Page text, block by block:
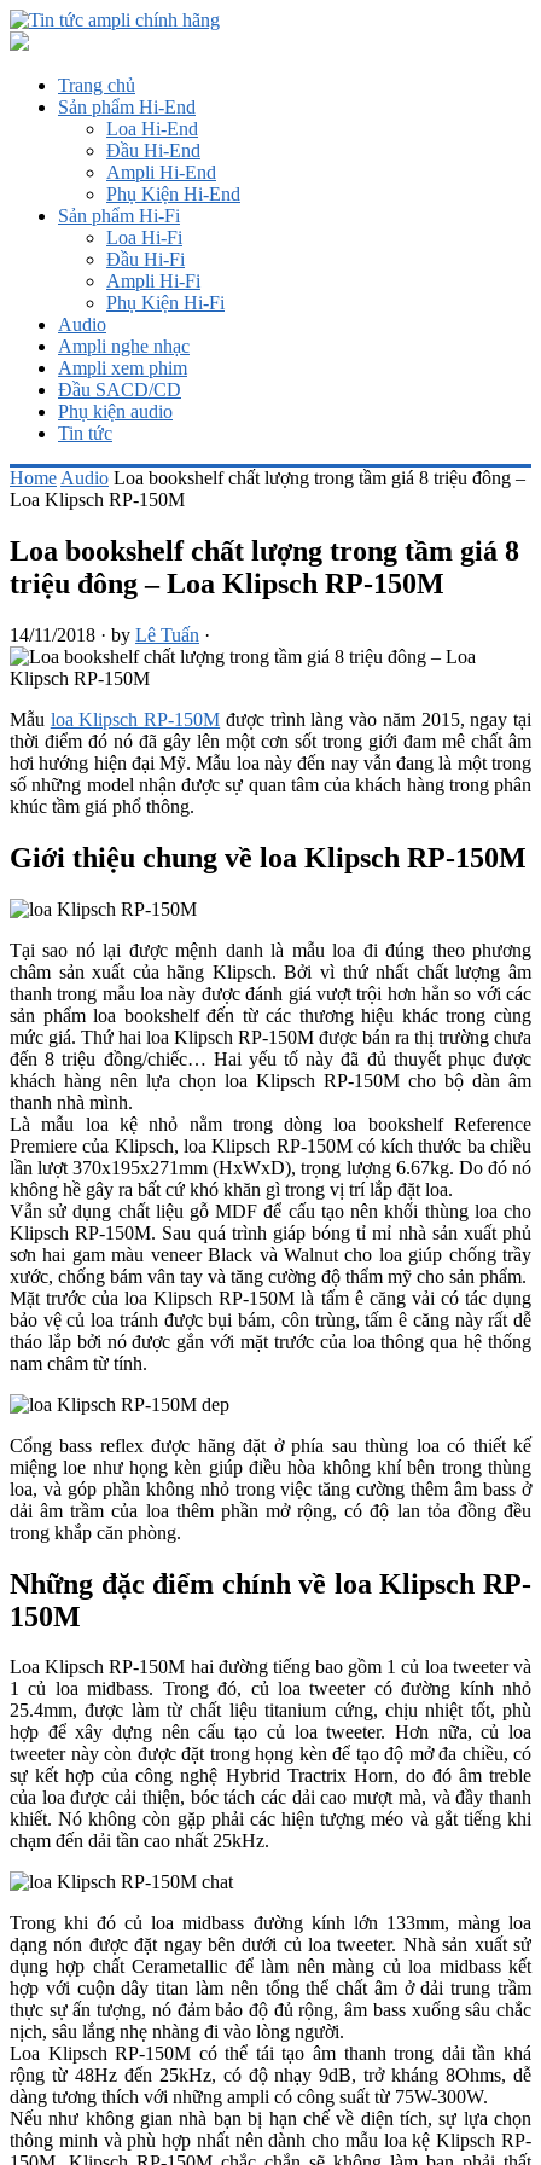
Trang chủ
Sản phẩm Hi-End
Loa Hi-End
Đầu Hi-End
Ampli Hi-End
Phụ Kiện Hi-End
Sản phẩm Hi-Fi
Loa Hi-Fi
Đầu Hi-Fi
Ampli Hi-Fi
Phụ Kiện Hi-Fi
Audio
Ampli nghe nhạc
Ampli xem phim
Đầu SACD/CD
Phụ kiện audio
Tin tức
Home Audio Loa bookshelf chất lượng trong tầm giá 8 triệu đông –
Loa Klipsch RP-150M
Loa bookshelf chất lượng trong tầm giá 8
triệu đông – Loa Klipsch RP-150M
14/11/2018 · by Lê Tuấn ·
Mẫu loa Klipsch RP-150M được trình làng vào năm 2015, ngay tại
thời điểm đó nó đã gây lên một cơn sốt trong giới đam mê chất âm
hơi hướng hiện đại Mỹ. Mẫu loa này đến nay vẫn đang là một trong
số những model nhận được sự quan tâm của khách hàng trong phân
khúc tầm giá phổ thông.
Giới thiệu chung về loa Klipsch RP-150M
Tại sao nó lại được mệnh danh là mẫu loa đi đúng theo phương
châm sản xuất của hãng Klipsch. Bởi vì thứ nhất chất lượng âm
thanh trong mẫu loa này được đánh giá vượt trội hơn hẳn so với các
sản phẩm loa bookshelf đến từ các thương hiệu khác trong cùng
mức giá. Thứ hai loa Klipsch RP-150M được bán ra thị trường chưa
đến 8 triệu đồng/chiếc… Hai yếu tố này đã đủ thuyết phục được
khách hàng nên lựa chọn loa Klipsch RP-150M cho bộ dàn âm
thanh nhà mình.
Là mẫu loa kệ nhỏ nằm trong dòng loa bookshelf Reference
Premiere của Klipsch, loa Klipsch RP-150M có kích thước ba chiều
lần lượt 370x195x271mm (HxWxD), trọng lượng 6.67kg. Do đó nó
không hề gây ra bất cứ khó khăn gì trong vị trí lắp đặt loa.
Vẫn sử dụng chất liệu gỗ MDF để cấu tạo nên khối thùng loa cho
Klipsch RP-150M. Sau quá trình giáp bóng tỉ mỉ nhà sản xuất phủ
sơn hai gam màu veneer Black và Walnut cho loa giúp chống trầy
xước, chống bám vân tay và tăng cường độ thẩm mỹ cho sản phẩm.
Mặt trước của loa Klipsch RP-150M là tấm ê căng vải có tác dụng
bảo vệ củ loa tránh được bụi bám, côn trùng, tấm ê căng này rất dễ
tháo lắp bởi nó được gắn với mặt trước của loa thông qua hệ thống
nam châm từ tính.
Cổng bass reflex được hãng đặt ở phía sau thùng loa có thiết kế
miệng loe như họng kèn giúp điều hòa không khí bên trong thùng
loa, và góp phần không nhỏ trong việc tăng cường thêm âm bass ở
dải âm trầm của loa thêm phần mở rộng, có độ lan tỏa đồng đều
trong khắp căn phòng.
Những đặc điểm chính về loa Klipsch RP-
150M
Loa Klipsch RP-150M hai đường tiếng bao gồm 1 củ loa tweeter và
1 củ loa midbass. Trong đó, củ loa tweeter có đường kính nhỏ
25.4mm, được làm từ chất liệu titanium cứng, chịu nhiệt tốt, phù
hợp để xây dựng nên cấu tạo củ loa tweeter. Hơn nữa, củ loa
tweeter này còn được đặt trong họng kèn để tạo độ mở đa chiều, có
sự kết hợp của công nghệ Hybrid Tractrix Horn, do đó âm treble
của loa được cải thiện, bóc tách các dải cao mượt mà, và đầy thanh
khiết. Nó không còn gặp phải các hiện tượng méo và gắt tiếng khi
chạm đến dải tần cao nhất 25kHz.
Trong khi đó củ loa midbass đường kính lớn 133mm, màng loa
dạng nón được đặt ngay bên dưới củ loa tweeter. Nhà sản xuất sử
dụng hợp chất Cerametallic để làm nên màng củ loa midbass kết
hợp với cuộn dây titan làm nên tổng thể chất âm ở dải trung trầm
thực sự ấn tượng, nó đảm bảo độ đủ rộng, âm bass xuống sâu chắc
nịch, sâu lắng nhẹ nhàng đi vào lòng người.
Loa Klipsch RP-150M có thể tái tạo âm thanh trong dải tần khá
rộng từ 48Hz đến 25kHz, có độ nhạy 9dB, trở kháng 8Ohms, dễ
dàng tương thích với những ampli có công suất từ 75W-300W.
Nếu như không gian nhà bạn bị hạn chế về diện tích, sự lựa chọn
thông minh và phù hợp nhất nên dành cho mẫu loa kệ Klipsch RP-